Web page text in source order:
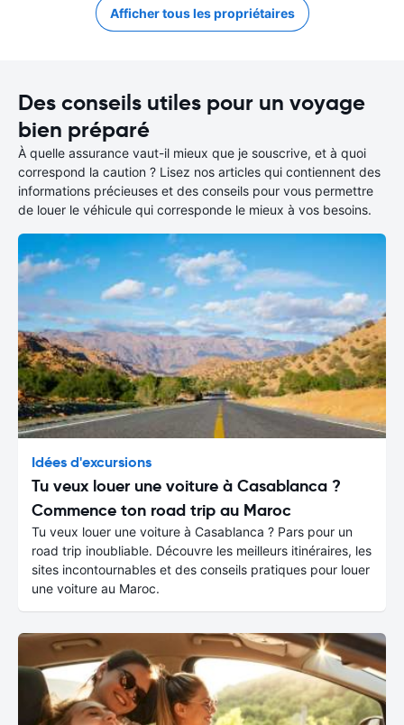
Afficher tous les propriétaires
Des conseils utiles pour un voyage
bien préparé
À quelle assurance vaut-il mieux que je souscrive, et à quoi
correspond la caution ? Lisez nos articles qui contiennent des
informations précieuses et des conseils pour vous permettre
de louer le véhicule qui corresponde le mieux à vos besoins.
Idées d'excursions
Tu veux louer une voiture à Casablanca ?
Commence ton road trip au Maroc
Tu veux louer une voiture à Casablanca ? Pars pour un
road trip inoubliable. Découvre les meilleurs itinéraires, les
sites incontournables et des conseils pratiques pour louer
une voiture au Maroc.